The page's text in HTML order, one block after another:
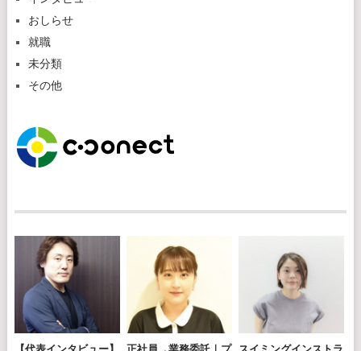
おしらせ
就職
未分類
その他